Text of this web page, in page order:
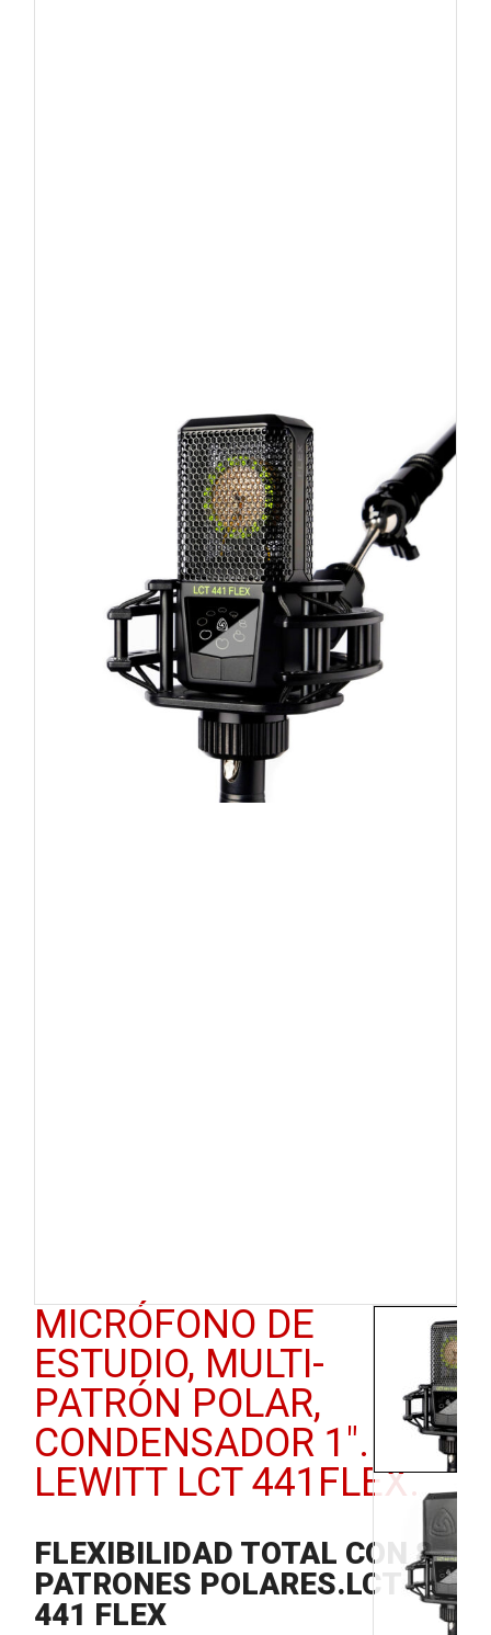
MICRÓFONO DE
ESTUDIO, MULTI-
PATRÓN POLAR,
CONDENSADOR 1″.
LEWITT LCT 441FLEX.
FLEXIBILIDAD TOTAL CON 8
PATRONES POLARES.LCT
441 FLEX